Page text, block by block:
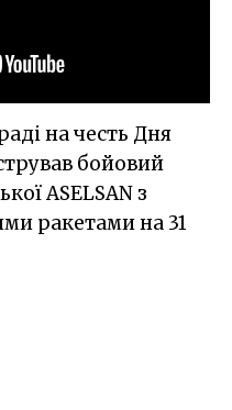
на честь Дня
бойовий
ASELSAN з
ракетами на 31